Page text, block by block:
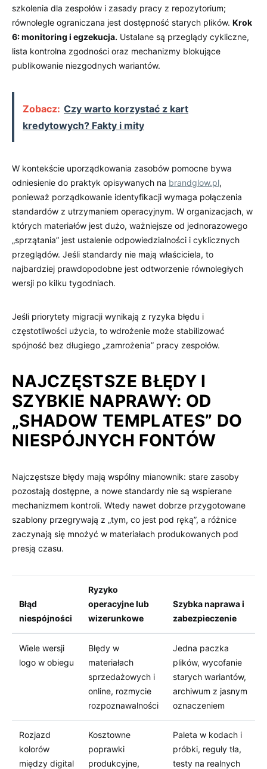
szkolenia dla zespołów i zasady pracy z repozytorium;
równolegle ograniczana jest dostępność starych plików. Krok
6: monitoring i egzekucja. Ustalane są przeglądy cykliczne,
lista kontrolna zgodności oraz mechanizmy blokujące
publikowanie niezgodnych wariantów.
Zobacz: Czy warto korzystać z kart
kredytowych? Fakty i mity
W kontekście uporządkowania zasobów pomocne bywa
odniesienie do praktyk opisywanych na brandglow.pl,
ponieważ porządkowanie identyfikacji wymaga połączenia
standardów z utrzymaniem operacyjnym. W organizacjach, w
których materiałów jest dużo, ważniejsze od jednorazowego
„sprzątania” jest ustalenie odpowiedzialności i cyklicznych
przeglądów. Jeśli standardy nie mają właściciela, to
najbardziej prawdopodobne jest odtworzenie równoległych
wersji po kilku tygodniach.
Jeśli priorytety migracji wynikają z ryzyka błędu i
częstotliwości użycia, to wdrożenie może stabilizować
spójność bez długiego „zamrożenia” pracy zespołów.
NAJCZĘSTSZE BŁĘDY I
SZYBKIE NAPRAWY: OD
„SHADOW TEMPLATES” DO
NIESPÓJNYCH FONTÓW
Najczęstsze błędy mają wspólny mianownik: stare zasoby
pozostają dostępne, a nowe standardy nie są wspierane
mechanizmem kontroli. Wtedy nawet dobrze przygotowane
szablony przegrywają z „tym, co jest pod ręką”, a różnice
zaczynają się mnożyć w materiałach produkowanych pod
presją czasu.
Błąd
niespójności
Ryzyko
operacyjne lub
wizerunkowe
Szybka naprawa i
zabezpieczenie
Wiele wersji
logo w obiegu
Błędy w
materiałach
sprzedażowych i
online, rozmycie
rozpoznawalności
Jedna paczka
plików, wycofanie
starych wariantów,
archiwum z jasnym
oznaczeniem
Rozjazd
kolorów
między digital
Kosztowne
poprawki
produkcyjne,
Paleta w kodach i
próbki, reguły tła,
testy na realnych